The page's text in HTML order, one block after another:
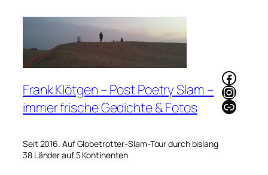
Frank Klötgen – Post Poetry Slam –
immer frische Gedichte & Fotos
Seit 2016. Auf Globetrotter-Slam-Tour durch bislang
38 Länder auf 5 Kontinenten
Link